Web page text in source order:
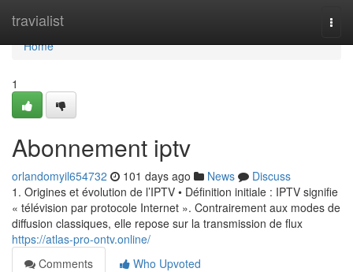
travialist
Home
Home
1
Abonnement iptv
orlandomyil654732 101 days ago News
Discuss
1. Origines et évolution de l’IPTV • Définition initiale : IPTV signifie
« télévision par protocole Internet ». Contrairement aux modes de
diffusion classiques, elle repose sur la transmission de flux
https://atlas-pro-ontv.online/
Comments
Who Upvoted